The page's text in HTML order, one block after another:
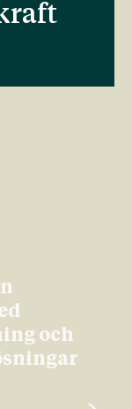
och